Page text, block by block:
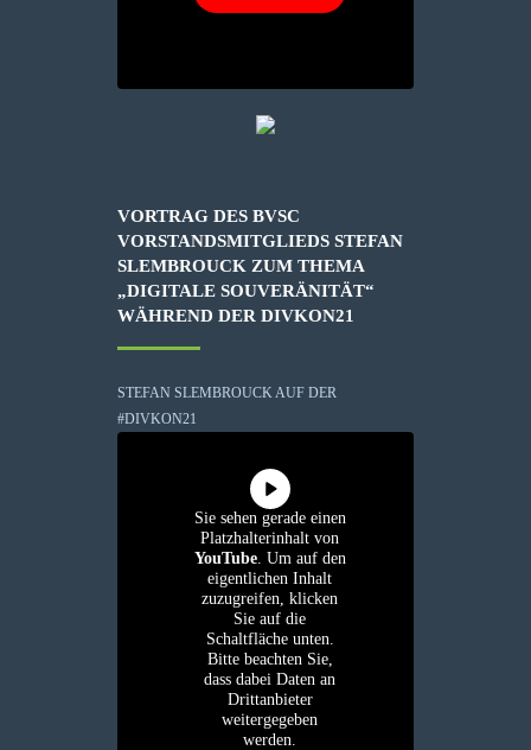
VORTRAG DES BVSC
VORSTANDSMITGLIEDS STEFAN
SLEMBROUCK ZUM THEMA
„DIGITALE SOUVERÄNITÄT“
WÄHREND DER DIVKON21
STEFAN SLEMBROUCK AUF DER
#DIVKON21
Sie sehen gerade einen
Platzhalterinhalt von
YouTube. Um auf den
eigentlichen Inhalt
zuzugreifen, klicken
Sie auf die
Schaltfläche unten.
Bitte beachten Sie,
dass dabei Daten an
Drittanbieter
weitergegeben
werden.